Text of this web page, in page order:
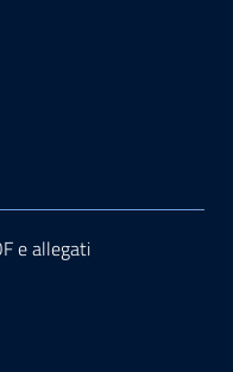
e allegati